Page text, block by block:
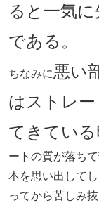
ると一気
である。
ちなみに悪い
はストレ
てきている
ートの質が落ち
本を思い出して
ってから苦しみ